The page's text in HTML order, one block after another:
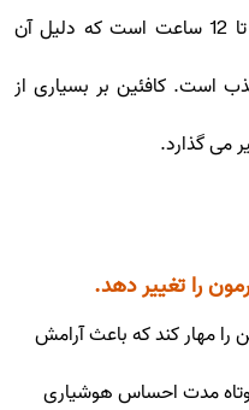
باقی می ماند: نیمه عمر آن بین دو تا 12 ساعت است که دلیل آن
است. کافئین بر بسیاری از
می گذارد.
را تغییر دهد.
را مهار کند که باعث آرامش
مدت احساس هوشیاری